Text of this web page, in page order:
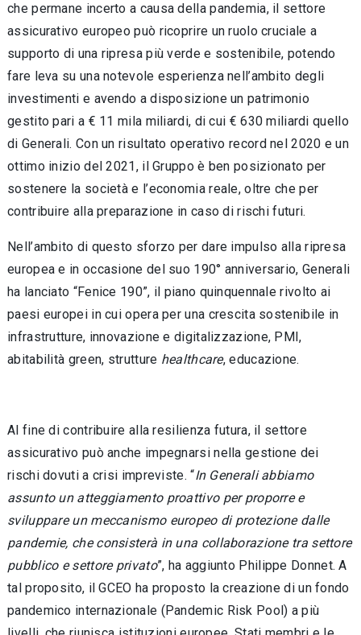
che permane incerto a causa della pandemia, il settore
assicurativo europeo può ricoprire un ruolo cruciale a
supporto di una ripresa più verde e sostenibile, potendo
fare leva su una notevole esperienza nell’ambito degli
investimenti e avendo a disposizione un patrimonio
gestito pari a € 11 mila miliardi, di cui € 630 miliardi quello
di Generali. Con un risultato operativo record nel 2020 e un
ottimo inizio del 2021, il Gruppo è ben posizionato per
sostenere la società e l’economia reale, oltre che per
contribuire alla preparazione in caso di rischi futuri.
Nell’ambito di questo sforzo per dare impulso alla ripresa
europea e in occasione del suo 190° anniversario, Generali
ha lanciato “Fenice 190”, il piano quinquennale rivolto ai
paesi europei in cui opera per una crescita sostenibile in
infrastrutture, innovazione e digitalizzazione, PMI,
abitabilità green, strutture healthcare, educazione.
Al fine di contribuire alla resilienza futura, il settore
assicurativo può anche impegnarsi nella gestione dei
rischi dovuti a crisi impreviste. “In Generali abbiamo
assunto un atteggiamento proattivo per proporre e
sviluppare un meccanismo europeo di protezione dalle
pandemie, che consisterà in una collaborazione tra settore
pubblico e settore privato”, ha aggiunto Philippe Donnet. A
tal proposito, il GCEO ha proposto la creazione di un fondo
pandemico internazionale (Pandemic Risk Pool) a più